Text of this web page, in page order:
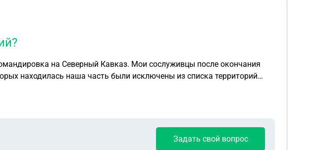
на Северный Кавказ. Мои сослуживцы после окончания
находилась наша часть были исключены из списка территорий
Задать свой вопрос